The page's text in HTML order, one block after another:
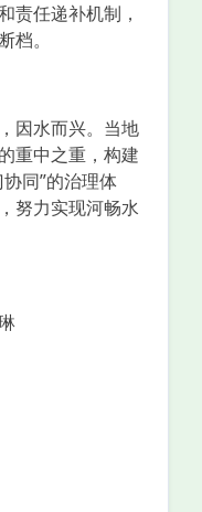
责任递补机制，
档。
水而兴。当地
重中之重，构建
同”的治理体
努力实现河畅水